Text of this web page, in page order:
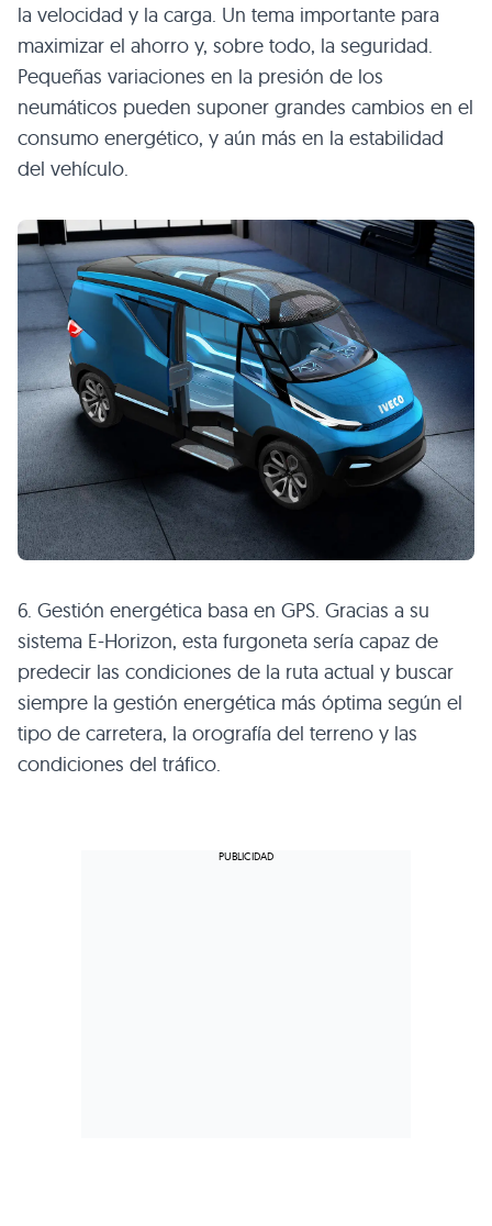
la velocidad y la carga. Un tema importante para
maximizar el ahorro y, sobre todo, la seguridad.
Pequeñas variaciones en la presión de los
neumáticos pueden suponer grandes cambios en el
consumo energético, y aún más en la estabilidad
del vehículo.
6. Gestión energética basa en GPS. Gracias a su
sistema E-Horizon, esta furgoneta sería capaz de
predecir las condiciones de la ruta actual y buscar
siempre la gestión energética más óptima según el
tipo de carretera, la orografía del terreno y las
condiciones del tráfico.